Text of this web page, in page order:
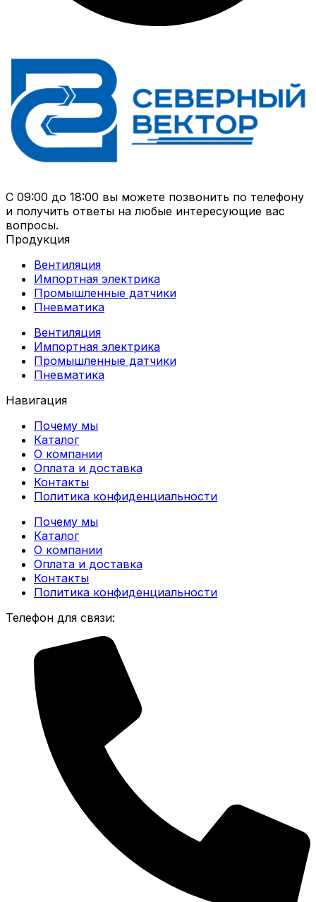
С 09:00 до 18:00 вы можете позвонить по телефону
и получить ответы на любые интересующие вас
вопросы.
Продукция
Вентиляция
Импортная электрика
Промышленные датчики
Пневматика
Вентиляция
Импортная электрика
Промышленные датчики
Пневматика
Навигация
Почему мы
Каталог
О компании
Оплата и доставка
Контакты
Политика конфиденциальности
Почему мы
Каталог
О компании
Оплата и доставка
Контакты
Политика конфиденциальности
Телефон для связи: